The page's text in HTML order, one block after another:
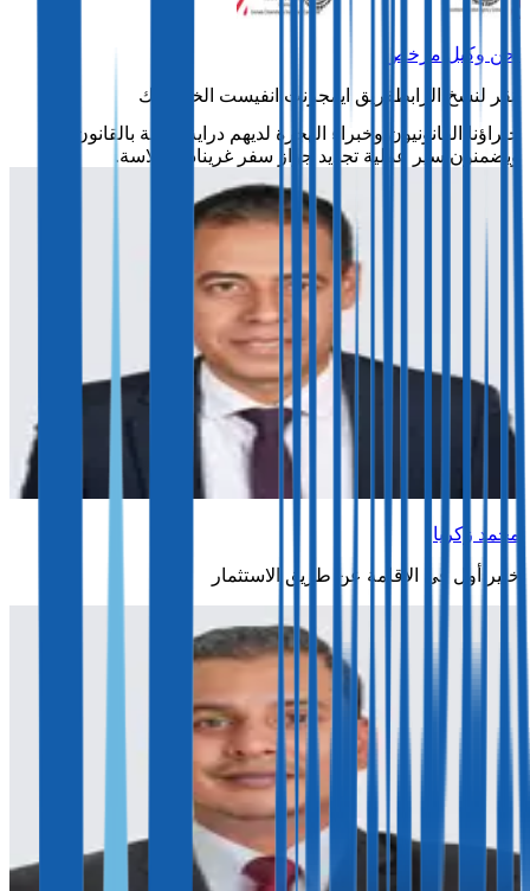
نحن وكيل مرخص
فريق ايمجرنت انفيست الخاص بك
خبراؤنا القانونيون وخبراء الهجرة لديهم دراية كاملة بالقانون
ويضمنون سير عملية تجديد جواز سفر غرينادا بسلاسة.
محمد زكريا
خبير أول في الإقامة عن طريق الاستثمار